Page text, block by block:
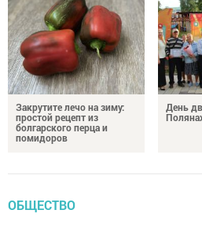
Закрутите лечо на зиму:
простой рецепт из
болгарского перца и
помидоров
День
ОБЩЕСТВО